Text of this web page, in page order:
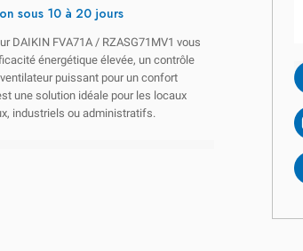
sous 10 à 20 jours
DAIKIN FVA71A / RZASG71MV1 vous
énergétique élevée, un contrôle
puissant pour un confort
une solution idéale pour les locaux
industriels ou administratifs.